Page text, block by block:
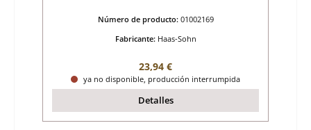
Número de producto: 01002169
Fabricante: Haas-Sohn
Precio normal:
23,94 €
ya no disponible, producción interrumpida
Detalles